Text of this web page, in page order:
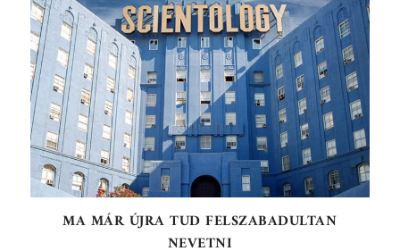
MA MÁR ÚJRA TUD FELSZABADULTAN
NEVETNI